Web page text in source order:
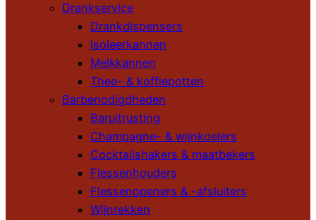
Drankservice
Drankdispensers
Isoleerkannen
Melkkannen
Thee- & koffiepotten
Barbenodigdheden
Baruitrusting
Champagne- & wijnkoelers
Cocktailshakers & maatbekers
Flessenhouders
Flessenopeners & -afsluiters
Wijnrekken